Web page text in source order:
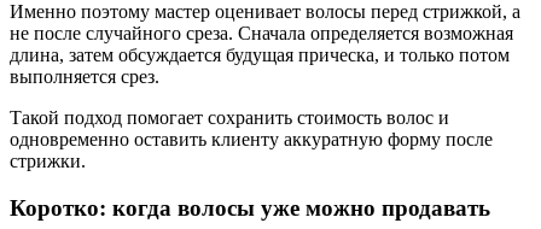
Именно поэтому мастер оценивает волосы перед стрижкой, а
не после случайного среза. Сначала определяется возможная
длина, затем обсуждается будущая прическа, и только потом
выполняется срез.
Такой подход помогает сохранить стоимость волос и
одновременно оставить клиенту аккуратную форму после
стрижки.
Коротко: когда волосы уже можно продавать